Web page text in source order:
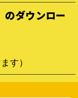
ダウンロー
す）